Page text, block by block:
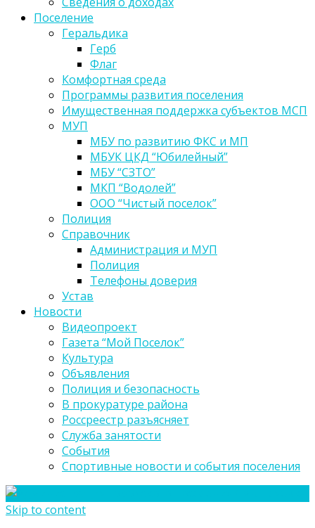
Поселение
Геральдика
Герб
Флаг
Комфортная среда
Программы развития поселения
Имущественная поддержка субъектов МСП
МУП
МБУ по развитию ФКС и МП
МБУК ЦКД “Юбилейный”
МБУ “СЗТО”
МКП “Водолей”
ООО “Чистый поселок”
Полиция
Справочник
Администрация и МУП
Полиция
Телефоны доверия
Устав
Новости
Видеопроект
Газета “Мой Поселок”
Культура
Объявления
Полиция и безопасность
В прокуратуре района
Россреестр разъясняет
Служба занятости
События
Спортивные новости и события поселения
Skip to content